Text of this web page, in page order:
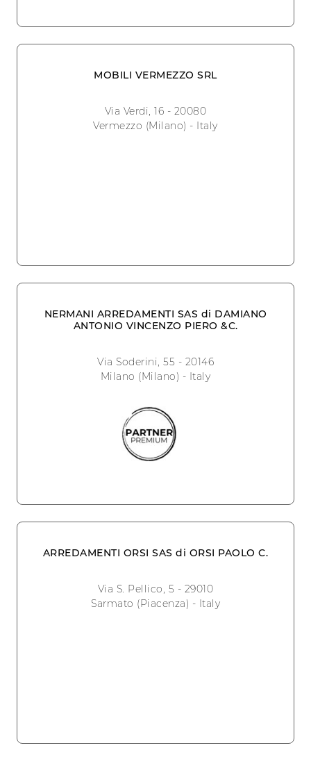
MOBILI VERMEZZO SRL
Via Verdi, 16 - 20080
Vermezzo (Milano) - Italy
NERMANI ARREDAMENTI SAS di DAMIANO
ANTONIO VINCENZO PIERO &C.
Via Soderini, 55 - 20146
Milano (Milano) - Italy
ARREDAMENTI ORSI SAS di ORSI PAOLO C.
Via S. Pellico, 5 - 29010
Sarmato (Piacenza) - Italy